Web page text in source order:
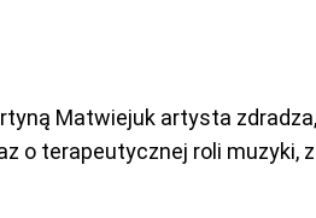
Matwiejuk artysta
o terapeutycznej roli muzyki,